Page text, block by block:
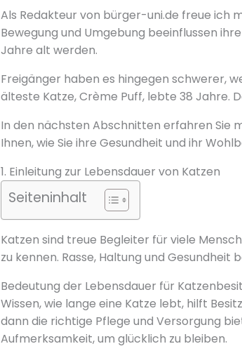
Als Redakteur von bürger-uni.de freue ich
Bewegung und Umgebung beeinflussen
Jahre alt werden.
Freigänger haben es hingegen schwerer,
älteste Katze, Crème Puff, lebte 38 Jahre.
In den nächsten Abschnitten erfahren Sie
Ihnen, wie Sie ihre Gesundheit und ihr
1. Einleitung zur Lebensdauer von Katzen
Seiteninhalt
Katzen sind treue Begleiter für viele
zu kennen. Rasse, Haltung und Gesundheit
Bedeutung der Lebensdauer für
Wissen, wie lange eine Katze lebt, hilft
dann die richtige Pflege und Versorgung
Aufmerksamkeit, um glücklich zu bleiben.